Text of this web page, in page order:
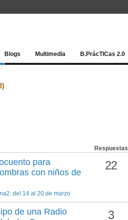
Blogs Multimedia B.PrácTICas 2.0
Respuestas
para
con niños de
del 14 al 20 de marzo
22
de una Radio
3